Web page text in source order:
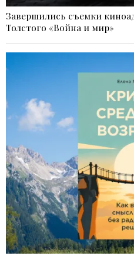
Завершились съемки
Толстого «Война и мир»